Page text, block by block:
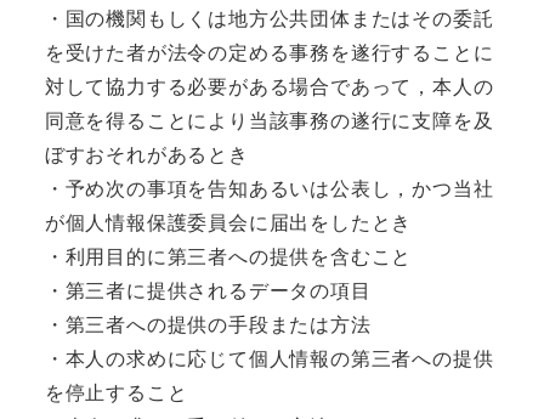
・国の機関もしくは地方公共団体またはその委託
を受けた者が法令の定める事務を遂行することに
対して協力する必要がある場合であって，本人の
同意を得ることにより当該事務の遂行に支障を及
ぼすおそれがあるとき
・予め次の事項を告知あるいは公表し，かつ当社
が個人情報保護委員会に届出をしたとき
・利用目的に第三者への提供を含むこと
・第三者に提供されるデータの項目
・第三者への提供の手段または方法
・本人の求めに応じて個人情報の第三者への提供
を停止すること